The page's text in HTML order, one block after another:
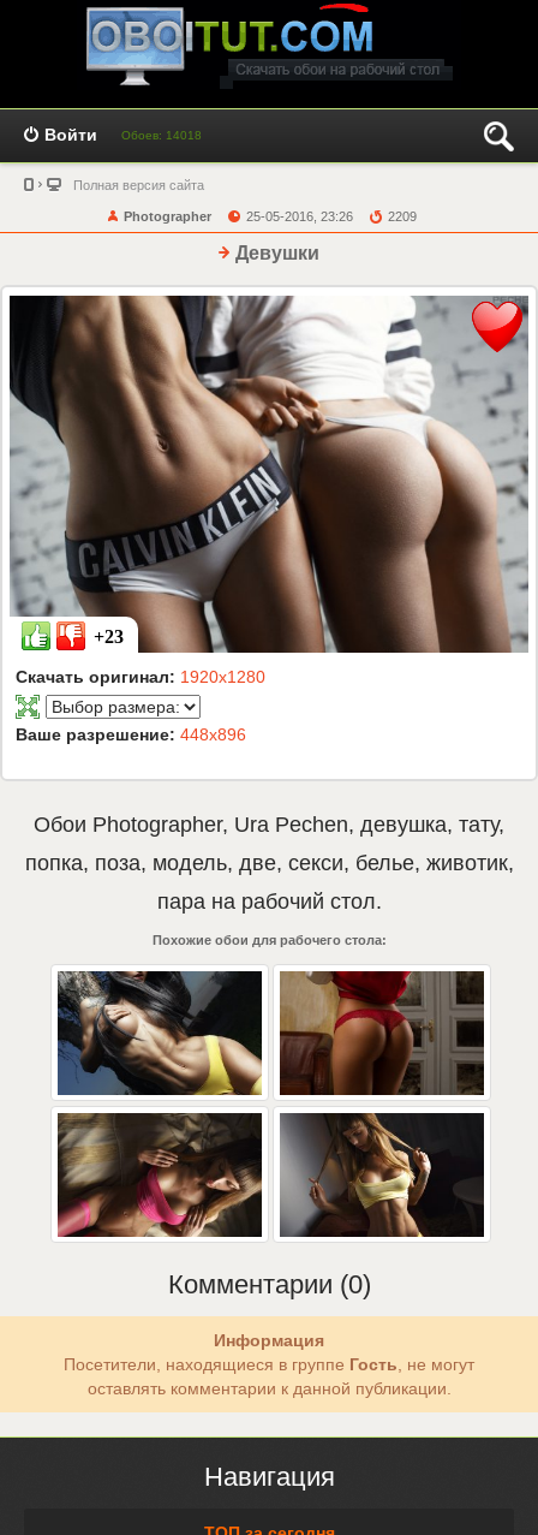
Войти Обоев: 14018
Полная версия сайта
Photographer 25-05-2016, 23:26 2209
Девушки
+23
Скачать оригинал: 1920x1280
Ваше разрешение: 448x896
Обои Photographer, Ura Pechen, девушка, тату,
попка, поза, модель, две, секси, белье, животик,
пара на рабочий стол.
Похожие обои для рабочего стола:
Комментарии (0)
Информация
Посетители, находящиеся в группе Гость , не могут
оставлять комментарии к данной публикации.
Навигация